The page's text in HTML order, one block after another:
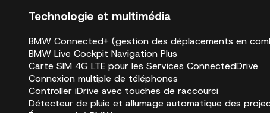
Technologie et multimédia
BMW Connected+ (gestion des déplacements en
BMW Live Cockpit Navigation Plus
Carte SIM 4G LTE pour les Services ConnectedDrive
Connexion multiple de téléphones
Controller iDrive avec touches de raccourci
Détecteur de pluie et allumage automatique des